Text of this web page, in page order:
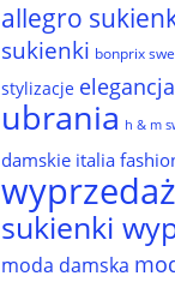
allegro
sukienki bonprix
stylizacje
ubrania h & m
damskie italia
wyprzedaż
sukienki
moda damska